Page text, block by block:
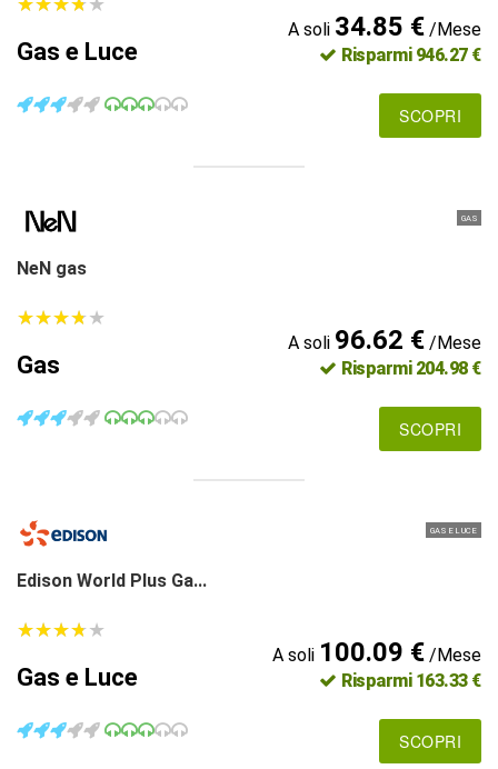
Gas e Luce
A soli 34.85 €/Mese
Risparmi 946.27 €
SCOPRI
GAS
NeN gas
★★★★★
★★★★★
Gas
A soli 96.62 €/Mese
Risparmi 204.98 €
SCOPRI
GAS E LUCE
Edison World Plus Ga...
★★★★★
★★★★★
Gas e Luce
A soli 100.09 €/Mese
Risparmi 163.33 €
SCOPRI